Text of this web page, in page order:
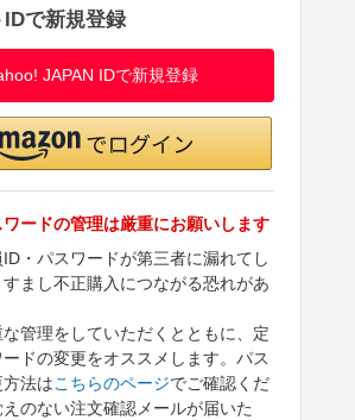
で新規登録
JAPAN IDで新規登録
ードの管理は厳重にお願いします
・パスワードが第三者に漏れてし
すまし不正購入につながる恐れがあ
管理をしていただくとともに、定
ドの変更をオススメします。パス
法はこちらのページでご確認くだ
のない注文確認メールが届いた